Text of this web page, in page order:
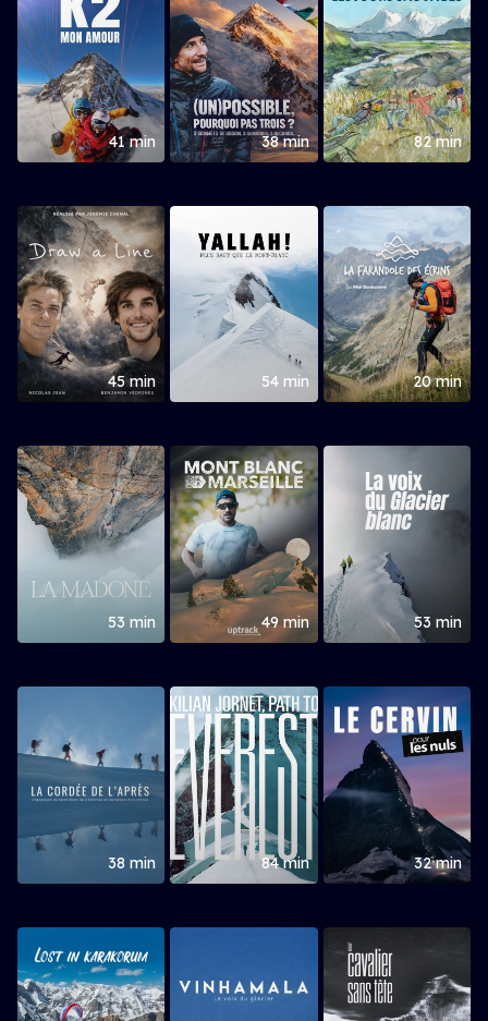
41 min 38 min 82 min
45 min 54 min 20 min
53 min 49 min 53 min
38 min 84 min 32 min